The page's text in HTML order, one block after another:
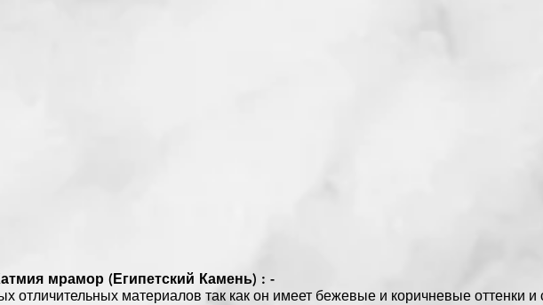
мрамор (Египетский Камень) : -
отличительных материалов так как он имеет бежевые и коричневые оттенки